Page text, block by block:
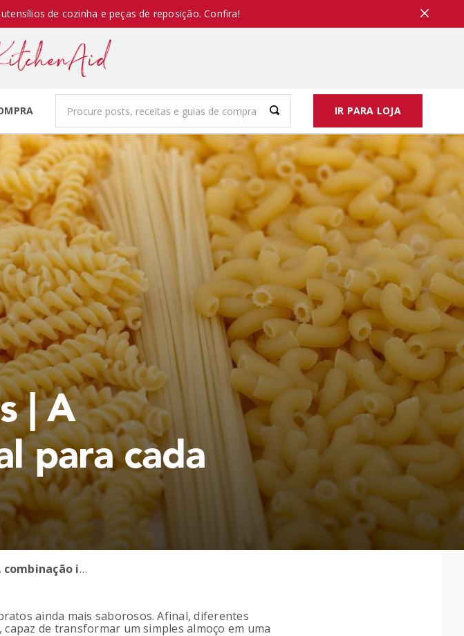
de cozinha e peças de reposição. Confira!
IR PARA LOJA
| A
para cada
Massas e molhos | A combinação ideal para cada receita
ainda mais saborosos. Afinal, diferentes
de transformar um simples almoço em uma